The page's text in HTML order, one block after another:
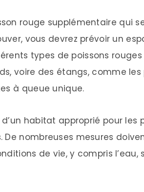
rouge supplémentaire qui
vous devrez prévoir un
types de poissons
voire des étangs, comme
à queue unique.
habitat approprié pour les
nombreuses mesures
de vie, y compris